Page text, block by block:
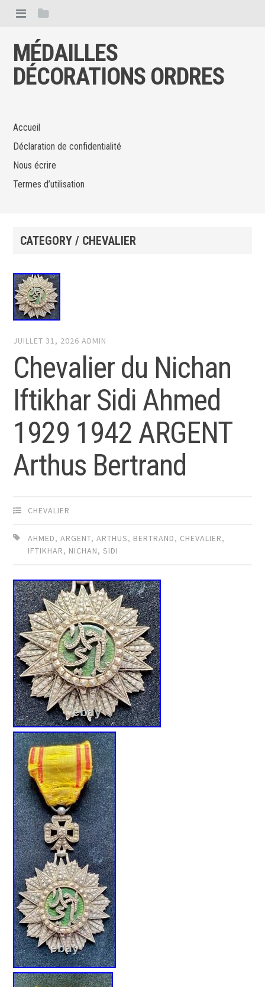
MÉDAILLES
DÉCORATIONS ORDRES
Accueil
Déclaration de confidentialité
Nous écrire
Termes d’utilisation
CATEGORY / CHEVALIER
JUILLET 31, 2026 ADMIN
Chevalier du Nichan
Iftikhar Sidi Ahmed
1929 1942 ARGENT
Arthus Bertrand
CHEVALIER
AHMED,ARGENT,ARTHUS, BERTRAND, CHEVALIER,
IFTIKHAR, NICHAN,SIDI